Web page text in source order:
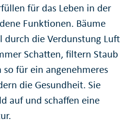
für das Leben in der
Funktionen. Bäume
durch die Verdunstung Luft
Schatten, filtern Staub
so für ein angenehmeres
die Gesundheit. Sie
auf und schaffen eine